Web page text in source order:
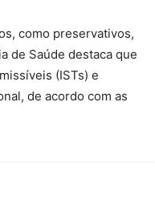
como preservativos,
de Saúde destaca que
(ISTs) e
de acordo com as